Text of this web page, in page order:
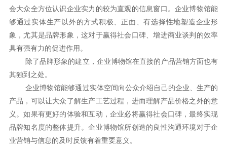
会大众全方位认识企业实力的较为直观的信息窗口。企业博物馆能
够通过实体生产以外的方式积极、正面、有选择性地塑造企业形
象，尤其是品牌形象，这对于赢得社会口碑、增进商业谈判的效率
具有强有力的促进作用。
除了品牌形象的建立，企业博物馆在直接的产品营销方面也有
其独到之处。
企业博物馆能够通过实体空间向公众介绍自己的企业、生产的
产品，可以让大众了解生产工艺过程，进而理解产品价格之外的意
义。如果有更好的体验和互动，企业必将赢得社会口碑，最终实现
品牌知名度的整体提升。企业博物馆所创造的良性沟通环境对于企
业营销与信息的及时反馈有着重要意义。